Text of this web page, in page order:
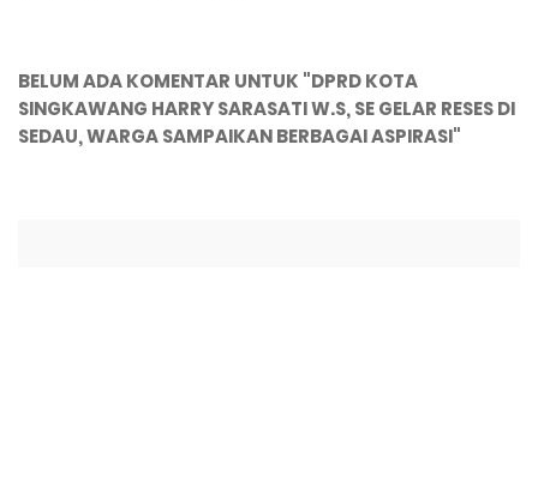
BELUM ADA KOMENTAR UNTUK "DPRD KOTA
SINGKAWANG HARRY SARASATI W.S, SE GELAR RESES DI
SEDAU, WARGA SAMPAIKAN BERBAGAI ASPIRASI"